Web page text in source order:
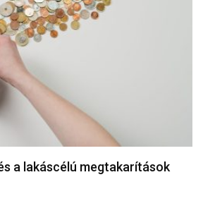
a lakáscélú megtakarítások